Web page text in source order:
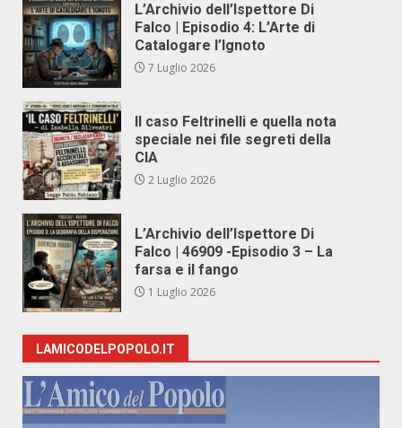
L’Archivio dell’Ispettore Di
Falco | Episodio 4: L’Arte di
Catalogare l’Ignoto
7 Luglio 2026
Il caso Feltrinelli e quella nota
speciale nei file segreti della
CIA
2 Luglio 2026
L’Archivio dell’Ispettore Di
Falco | 46909 -Episodio 3 – La
farsa e il fango
1 Luglio 2026
LAMICODELPOPOLO.IT